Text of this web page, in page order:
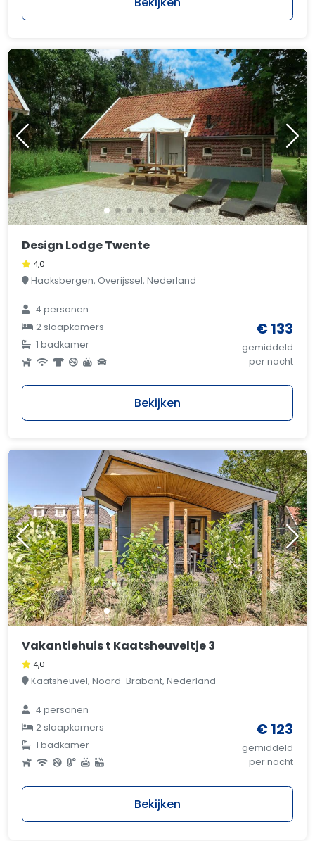
Design Lodge Twente
4,0
Haaksbergen, Overijssel, Nederland
4 personen
2 slaapkamers
1 badkamer
€ 133
gemiddeld
per nacht
Bekijken
Vakantiehuis t Kaatsheuveltje 3
4,0
Kaatsheuvel, Noord-Brabant, Nederland
4 personen
2 slaapkamers
1 badkamer
€ 123
gemiddeld
per nacht
Bekijken